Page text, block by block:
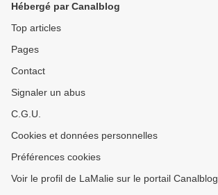
Hébergé par Canalblog
Top articles
Pages
Contact
Signaler un abus
C.G.U.
Cookies et données personnelles
Préférences cookies
Voir le profil de LaMalie sur le portail Canalblog